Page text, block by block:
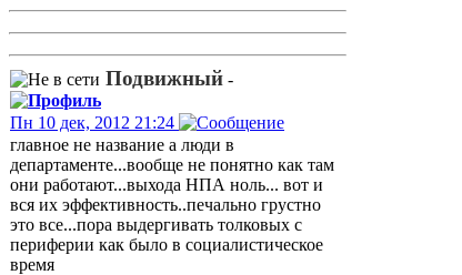
Подвижный -
Пн 10 дек, 2012 21:24
главное не название а люди в
департаменте...вообще не понятно как там
они работают...выхода НПА ноль... вот и
вся их эффективность..печально грустно
это все...пора выдергивать толковых с
периферии как было в социалистическое
время